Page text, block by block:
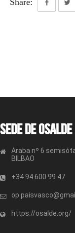
Sede de OSALDE
Araba nº 6
BILBAO
+34 94 600 99 47
https://osalde.org/